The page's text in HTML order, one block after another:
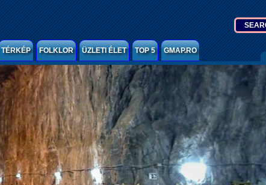
TÉRKÉP FOLKLOR ÜZLETI ÉLET TOP 5 GMAP.RO